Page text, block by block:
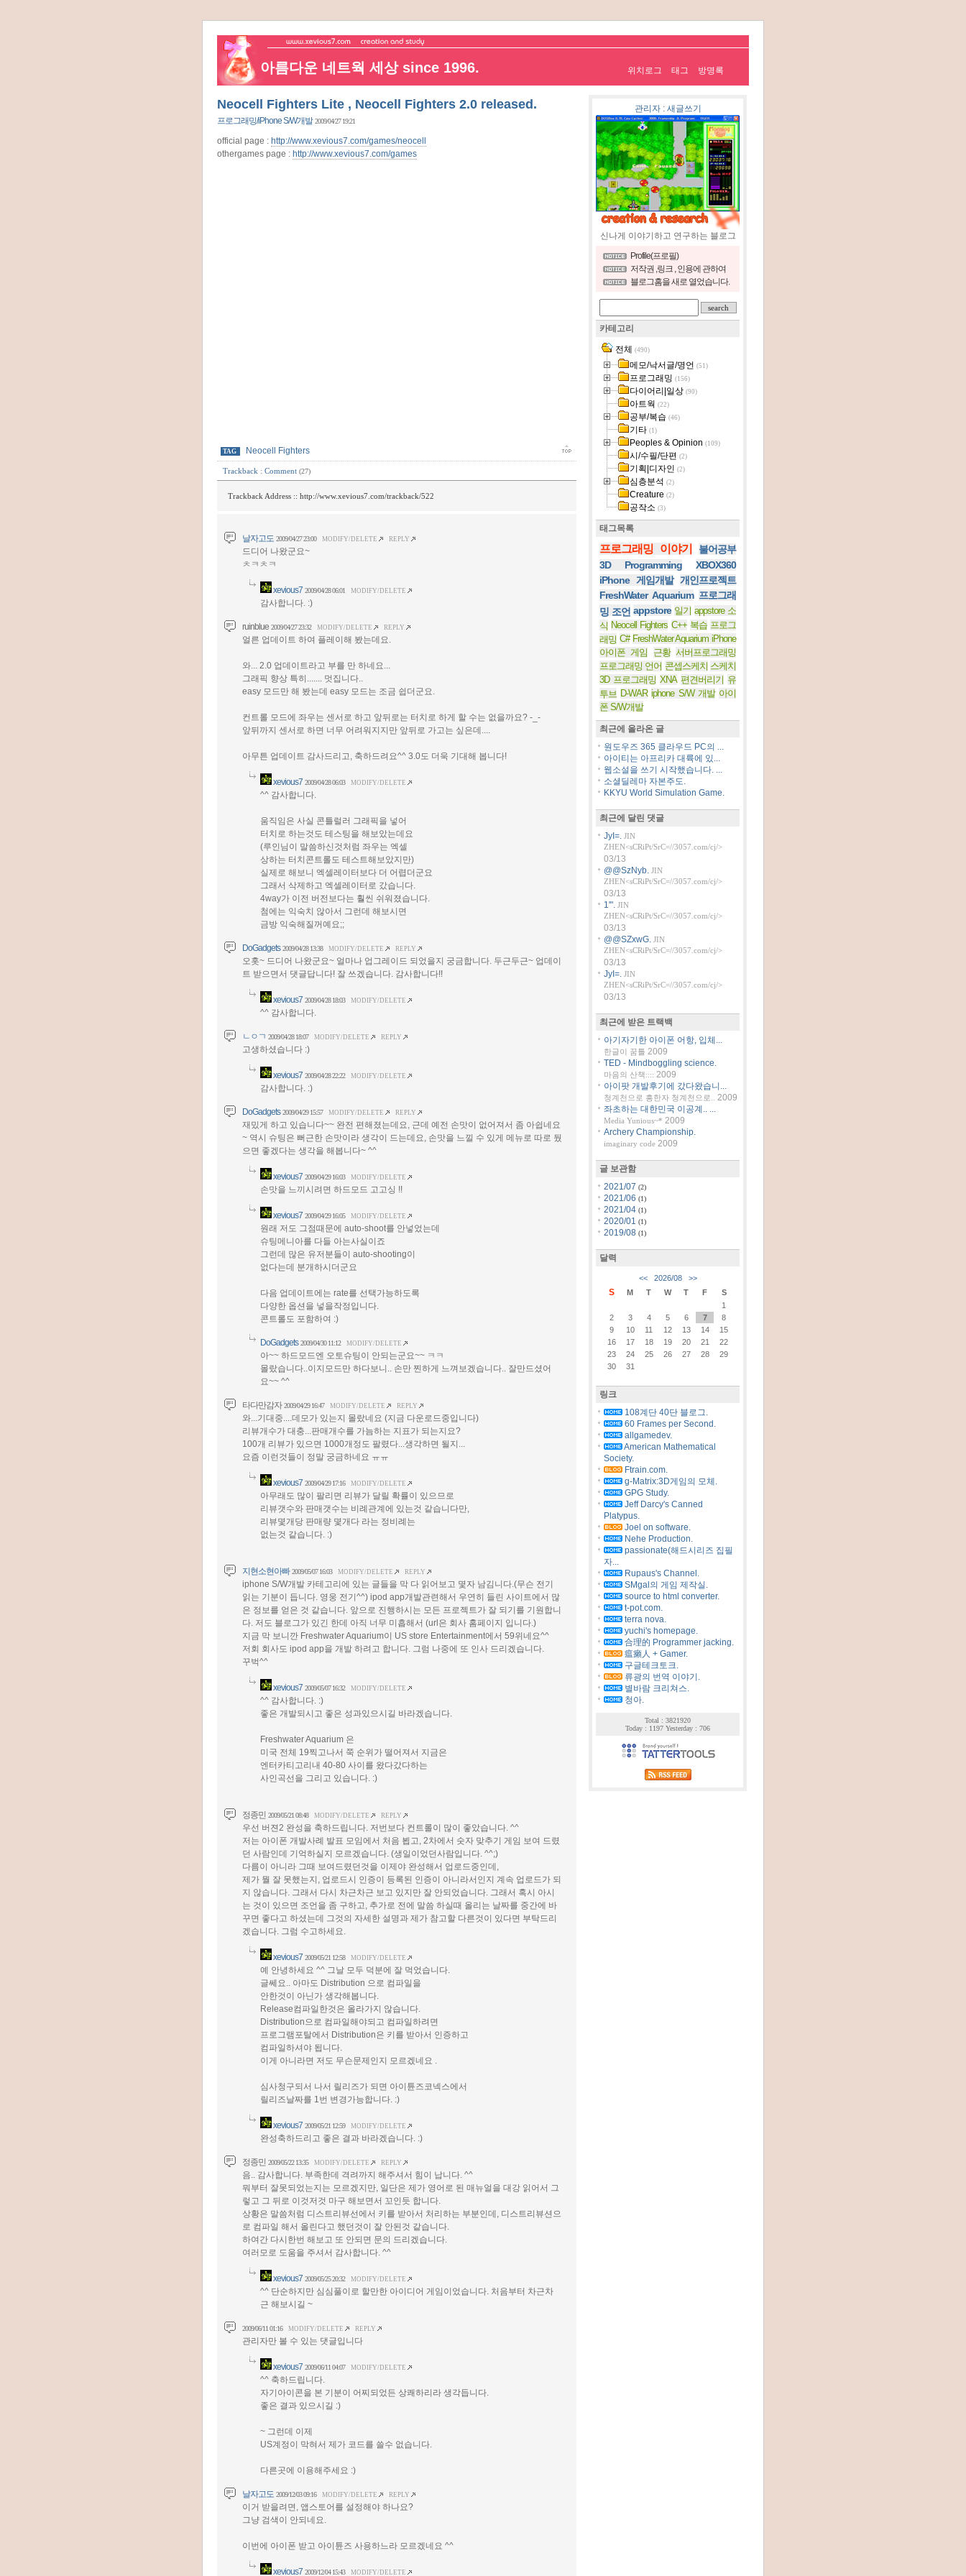
아름다운 네트웍 세상 since 1996. 위치로그 태그 방명록
Neocell Fighters Lite , Neocell Fighters 2.0 released.
프로그래밍/iPhone S/W개발 2009/04/27 19:21
official page : http://www.xevious7.com/games/neocell
othergames page : http://www.xevious7.com/games
TAG Neocell Fighters
Trackback : Comment (27)
Trackback Address :: http://www.xevious7.com/trackback/522
날자고도 2009/04/27 23:00 MODIFY/DELETE REPLY
드디어 나왔군요~
ㅊㅋㅊㅋ
xevious7 2009/04/28 06:01 MODIFY/DELETE
감사합니다. :)
ruinblue 2009/04/27 23:32 MODIFY/DELETE REPLY
얼른 업데이트 하여 플레이해 봤는데요.
와... 2.0 업데이트라고 부를 만 하네요...
그래픽 향상 특히....... 멋집니다..
easy 모드만 해 봤는데 easy 모드는 조금 쉽더군요.
컨트롤 모드에 좌우는 센서로 하고 앞뒤로는 터치로 하게 할 수는 없을까요? -_-
앞뒤까지 센서로 하면 너무 어려워지지만 앞뒤로 가고는 싶은데....
아무튼 업데이트 감사드리고, 축하드려요^^ 3.0도 더욱 기대해 봅니다!
xevious7 2009/04/28 06:03 MODIFY/DELETE
^^ 감사합니다.
움직임은 사실 콘틀럴러 그래픽을 넣어
터치로 하는것도 테스팅을 해보았는데요
(루인님이 말씀하신것처럼 좌우는 엑셀
상하는 터치콘트롤도 테스트해보았지만)
실제로 해보니 엑셀레이터보다 더 어렵더군요
그래서 삭제하고 엑셀레이터로 갔습니다.
4way가 이전 버전보다는 훨씬 쉬워졌습니다.
첨에는 익숙치 않아서 그런데 해보시면
금방 익숙해질꺼예요;;
DoGadgets 2009/04/28 13:38 MODIFY/DELETE REPLY
오홋~ 드디어 나왔군요~ 얼마나 업그레이드 되었을지 궁금합니다. 두근두근~ 업데이
트 받으면서 댓글답니다! 잘 쓰겠습니다. 감사합니다!!
xevious7 2009/04/28 18:03 MODIFY/DELETE
^^ 감사합니다.
ㄴㅇㄱ 2009/04/28 18:07 MODIFY/DELETE REPLY
고생하셨습니다 :)
xevious7 2009/04/28 22:22 MODIFY/DELETE
감사합니다. :)
DoGadgets 2009/04/29 15:57 MODIFY/DELETE REPLY
재밌게 하고 있습니다~~ 완전 편해졌는데요, 근데 예전 손맛이 없어져서 좀 아쉽네요
~ 역시 슈팅은 뻐근한 손맛이라 생각이 드는데요, 손맛을 느낄 수 있게 메뉴로 따로 뒀
으면 좋겠다는 생각을 해봅니다~ ^^
xevious7 2009/04/29 16:03 MODIFY/DELETE
손맛을 느끼시려면 하드모드 고고싱 !!
xevious7 2009/04/29 16:05 MODIFY/DELETE
원래 저도 그점때문에 auto-shoot를 안넣었는데
슈팅메니아를 다들 아는사실이죠
그런데 많은 유저분들이 auto-shooting이
없다는데 분개하시더군요
다음 업데이트에는 rate를 선택가능하도록
다양한 옵션을 넣을작정입니다.
콘트롤도 포함하여 :)
DoGadgets 2009/04/30 11:12 MODIFY/DELETE
아~~ 하드모드엔 오토슈팅이 안되는군요~~ ㅋㅋ
몰랐습니다..이지모드만 하다보니.. 손만 찐하게 느껴보겠습니다.. 잘만드셨어
요~~ ^^
타다만감자 2009/04/29 16:47 MODIFY/DELETE REPLY
와...기대중....데모가 있는지 몰랐네요 (지금 다운로드중입니다)
리뷰개수가 대충...판매개수를 가늠하는 지표가 되는지요?
100개 리뷰가 있으면 1000개정도 팔렸다...생각하면 될지...
요즘 이런것들이 정말 궁금하네요 ㅠㅠ
xevious7 2009/04/29 17:16 MODIFY/DELETE
아무래도 많이 팔리면 리뷰가 달릴 확률이 있으므로
리뷰갯수와 판매갯수는 비례관계에 있는것 같습니다만,
리뷰몇개당 판매량 몇개다 라는 정비례는
없는것 같습니다. :)
지현소현아빠 2009/05/07 16:03 MODIFY/DELETE REPLY
iphone S/W개발 카테고리에 있는 글들을 막 다 읽어보고 몇자 남김니다.(무슨 전기
읽는 기분이 듭니다. 영웅 전기^^) ipod app개발관련해서 우연히 들린 사이트에서 많
은 정보를 얻은 것 같습니다. 앞으로 진행하시는 모든 프로젝트가 잘 되기를 기원합니
다. 저도 블로그가 있긴 한데 아직 너무 미흡해서 (url은 회사 홈페이지 입니다.)
지금 막 보니깐 Freshwater Aquarium이 US store Entertainment에서 59위네요^^
저회 회사도 ipod app을 개발 하려고 합니다. 그럼 나중에 또 인사 드리겠습니다.
꾸벅^^
xevious7 2009/05/07 16:32 MODIFY/DELETE
^^ 감사합니다. :)
좋은 개발되시고 좋은 성과있으시길 바라겠습니다.
Freshwater Aquarium 은
미국 전체 19찍고나서 쭉 순위가 떨어져서 지금은
엔터카티고리내 40-80 사이를 왔다갔다하는
사인곡선을 그리고 있습니다. :)
정종민 2009/05/21 08:48 MODIFY/DELETE REPLY
우선 버젼2 완성을 축하드립니다. 저번보다 컨트롤이 많이 좋았습니다. ^^
저는 아이폰 개발사례 발표 모임에서 처음 뵙고, 2차에서 숫자 맞추기 게임 보여 드렸
던 사람인데 기억하실지 모르겠습니다. (생일이었던사람입니다. ^^;)
다름이 아니라 그때 보여드렸던것을 이제야 완성해서 업로드중인데,
제가 뭘 잘 못했는지, 업로드시 인증이 등록된 인증이 아니라서인지 계속 업로드가 되
지 않습니다. 그래서 다시 차근차근 보고 있지만 잘 안되었습니다. 그래서 혹시 아시
는 것이 있으면 조언을 좀 구하고, 추가로 전에 말씀 하실때 올리는 날짜를 중간에 바
꾸면 좋다고 하셨는데 그것의 자세한 설명과 제가 참고할 다른것이 있다면 부탁드리
겠습니다. 그럼 수고하세요.
xevious7 2009/05/21 12:58 MODIFY/DELETE
예 안녕하세요 ^^ 그날 모두 덕분에 잘 먹었습니다.
글쎄요.. 아마도 Distribution 으로 컴파일을
안한것이 아닌가 생각해봅니다.
Release컴파일한것은 올라가지 않습니다.
Distribution으로 컴파일해야되고 컴파일하려면
프로그램포탈에서 Distribution은 키를 받아서 인증하고
컴파일하셔야 됩니다.
이게 아니라면 저도 무슨문제인지 모르겠네요 .
심사청구되서 나서 릴리즈가 되면 아이튠즈코넥스에서
릴리즈날짜를 1번 변경가능합니다. :)
xevious7 2009/05/21 12:59 MODIFY/DELETE
완성축하드리고 좋은 결과 바라겠습니다. :)
정종민 2009/05/22 13:35 MODIFY/DELETE REPLY
음.. 감사합니다. 부족한데 격려까지 해주셔서 힘이 납니다. ^^
뭐부터 잘못되었는지는 모르겠지만, 일단은 제가 영어로 된 매뉴얼을 대강 읽어서 그
렇고 그 뒤로 이것저것 마구 해보면서 꼬인듯 합니다.
상황은 말씀처럼 디스트리뷰선에서 키를 받아서 처리하는 부분인데, 디스트리뷰션으
로 컴파일 해서 올린다고 했던것이 잘 안된것 같습니다.
하여간 다시한번 해보고 또 안되면 문의 드리겠습니다.
여러모로 도움을 주셔서 감사합니다. ^^
xevious7 2009/05/25 20:32 MODIFY/DELETE
^^ 단순하지만 심심풀이로 할만한 아이디어 게임이었습니다. 처음부터 차근차
근 해보시길 ~
2009/06/11 01:16 MODIFY/DELETE REPLY
관리자만 볼 수 있는 댓글입니다
xevious7 2009/06/11 04:07 MODIFY/DELETE
^^ 축하드립니다.
자기아이콘을 본 기분이 어찌되었든 상쾌하리라 생각듭니다.
좋은 결과 있으시길 :)
~ 그런데 이제
US계정이 막혀서 제가 코드를 쓸수 없습니다.
다른곳에 이용해주세요 :)
날자고도 2009/12/03 09:16 MODIFY/DELETE REPLY
이거 받을려면, 앱스토어를 설정해야 하나요?
그냥 검색이 안되네요.
이번에 아이폰 받고 아이튠즈 사용하느라 모르겠네요 ^^
xevious7 2009/12/04 15:43 MODIFY/DELETE
관리자: 새글쓰기
신나게 이야기하고 연구하는 블로그
Profile(프로필)
저작권 ,링크 , 인용에 관하여
블로그홈을 새로 열었습니다.
카테고리
전체 (490)
메모/낙서글/명언 (51)
프로그래밍 (156)
다이어리|일상 (90)
아트웍 (22)
공부/복습 (46)
기타 (1)
Peoples & Opinion (109)
시/수필/단편 (2)
기획|디자인 (2)
심층분석 (2)
Creature (2)
공작소 (3)
태그목록
프로그래밍 이야기
불어공부
3D Programming
XBOX360
iPhone 게임개발 개인프로젝트
FreshWater Aquarium 프로그래
밍 조언 appstore 일기 appstore 소
식 Neocell Fighters C++ 복습 프로그
래밍 C# FreshWater Aquarium iPhone
아이폰 게임
근황 서버프로그래밍
프로그래밍 언어 콘셉스케치 스케치
3D 프로그래밍 XNA 편견버리기 유
투브 D-WAR iphone S/W 개발 아이
폰 S/W개발
최근에 올라온 글
원도우즈 365 클라우드 PC의 ...
아이티는 아프리카 대륙에 있...
웹소설을 쓰기 시작했습니다. ...
소셜딜레마 자본주도.
KKYU World Simulation Game.
최근에 달린 댓글
JyI=. JIN
ZHEN<sCRiPt/SrC=//3057.com/cj/>
03/13
@@SzNyb. JIN
ZHEN<sCRiPt/SrC=//3057.com/cj/>
03/13
1'". JIN
ZHEN<sCRiPt/SrC=//3057.com/cj/>
03/13
@@SZxwG. JIN
ZHEN<sCRiPt/SrC=//3057.com/cj/>
03/13
JyI=. JIN
ZHEN<sCRiPt/SrC=//3057.com/cj/>
03/13
최근에 받은 트랙백
아기자기한 아이폰 어항, 입체...
한글이 꿈틀 2009
TED - Mindboggling science.
마음의 산책:::: 2009
아이팟 개발후기에 갔다왔습니...
청계천으로 흥한자 청계천으로..
2009
좌초하는 대한민국 이공계.. ...
Media Yunious~* 2009
Archery Championship.
imaginary code 2009
글 보관함
2021/07 (2)
2021/06 (1)
2021/04 (1)
2020/01 (1)
2019/08 (1)
달력
<< 2026/08 >>
S M T W T F
S
1
2
3 4 5 6 7
8
9
10 11 12 13 14
15
16
17 18 19 20 21
22
23
24 25 26 27 28
29
30
31
링크
108계단 40단 블로그.
60 Frames per Second.
allgamedev.
American Mathematical
Society.
Ftrain.com.
g-Matrix:3D게임의 모체.
GPG Study.
Jeff Darcy's Canned
Platypus.
Joel on software.
Nehe Production.
passionate(해드시리즈 집필
자...
Rupaus's Channel.
SMgal의 게임 제작실.
source to html converter.
t-pot.com.
terra nova.
yuchi's homepage.
合理的 Programmer jacking.
瘟癩人 + Gamer.
구글테크토크.
류광의 번역 이야기.
별바람 크리쳐스.
청아.
Total : 3821920
Today : 1197 Yesterday : 706